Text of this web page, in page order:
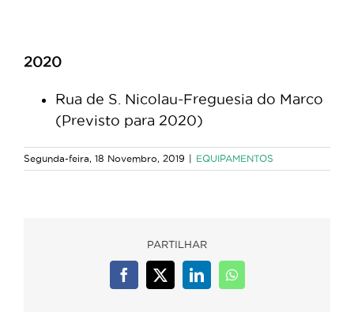
2020
Rua de S. Nicolau-Freguesia do Marco
(Previsto para 2020)
Segunda-feira, 18 Novembro, 2019 | EQUIPAMENTOS
PARTILHAR
Facebook
X LinkedInWhatsApp